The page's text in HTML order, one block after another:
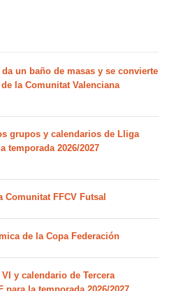
da un baño de masas y se convierte
la Comunitat Valenciana
grupos y calendarios de Lliga
temporada 2026/2027
Comunitat FFCV Futsal
de la Copa Federación
y calendario de Tercera